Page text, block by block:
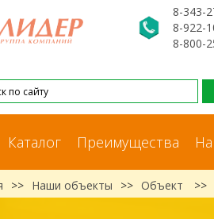
8-343-
8-922-
8-800-
Каталог Преимущества
>> Наши объекты >> Объект >>